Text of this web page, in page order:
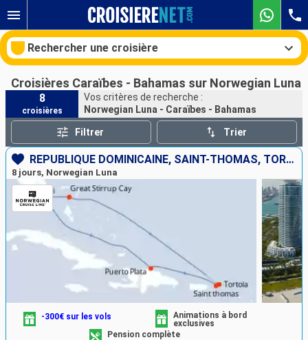
Rechercher une croisière
Nos destinations
Mois de départ
Ports
Rechercher
Croisières Caraïbes - Bahamas sur Norwegian Luna
8
croisières
Vos critères de recherche :
Norwegian Luna - Caraïbes - Bahamas
Filtrer Trier
RÉPUBLIQUE DOMINICAINE, SAINT-THOMAS, TORTOLA, BAHAMAS, ÉTATS-UNIS
8 jours, Norwegian Luna
-300€ sur les vols
Animations à bord
exclusives
Pension complète